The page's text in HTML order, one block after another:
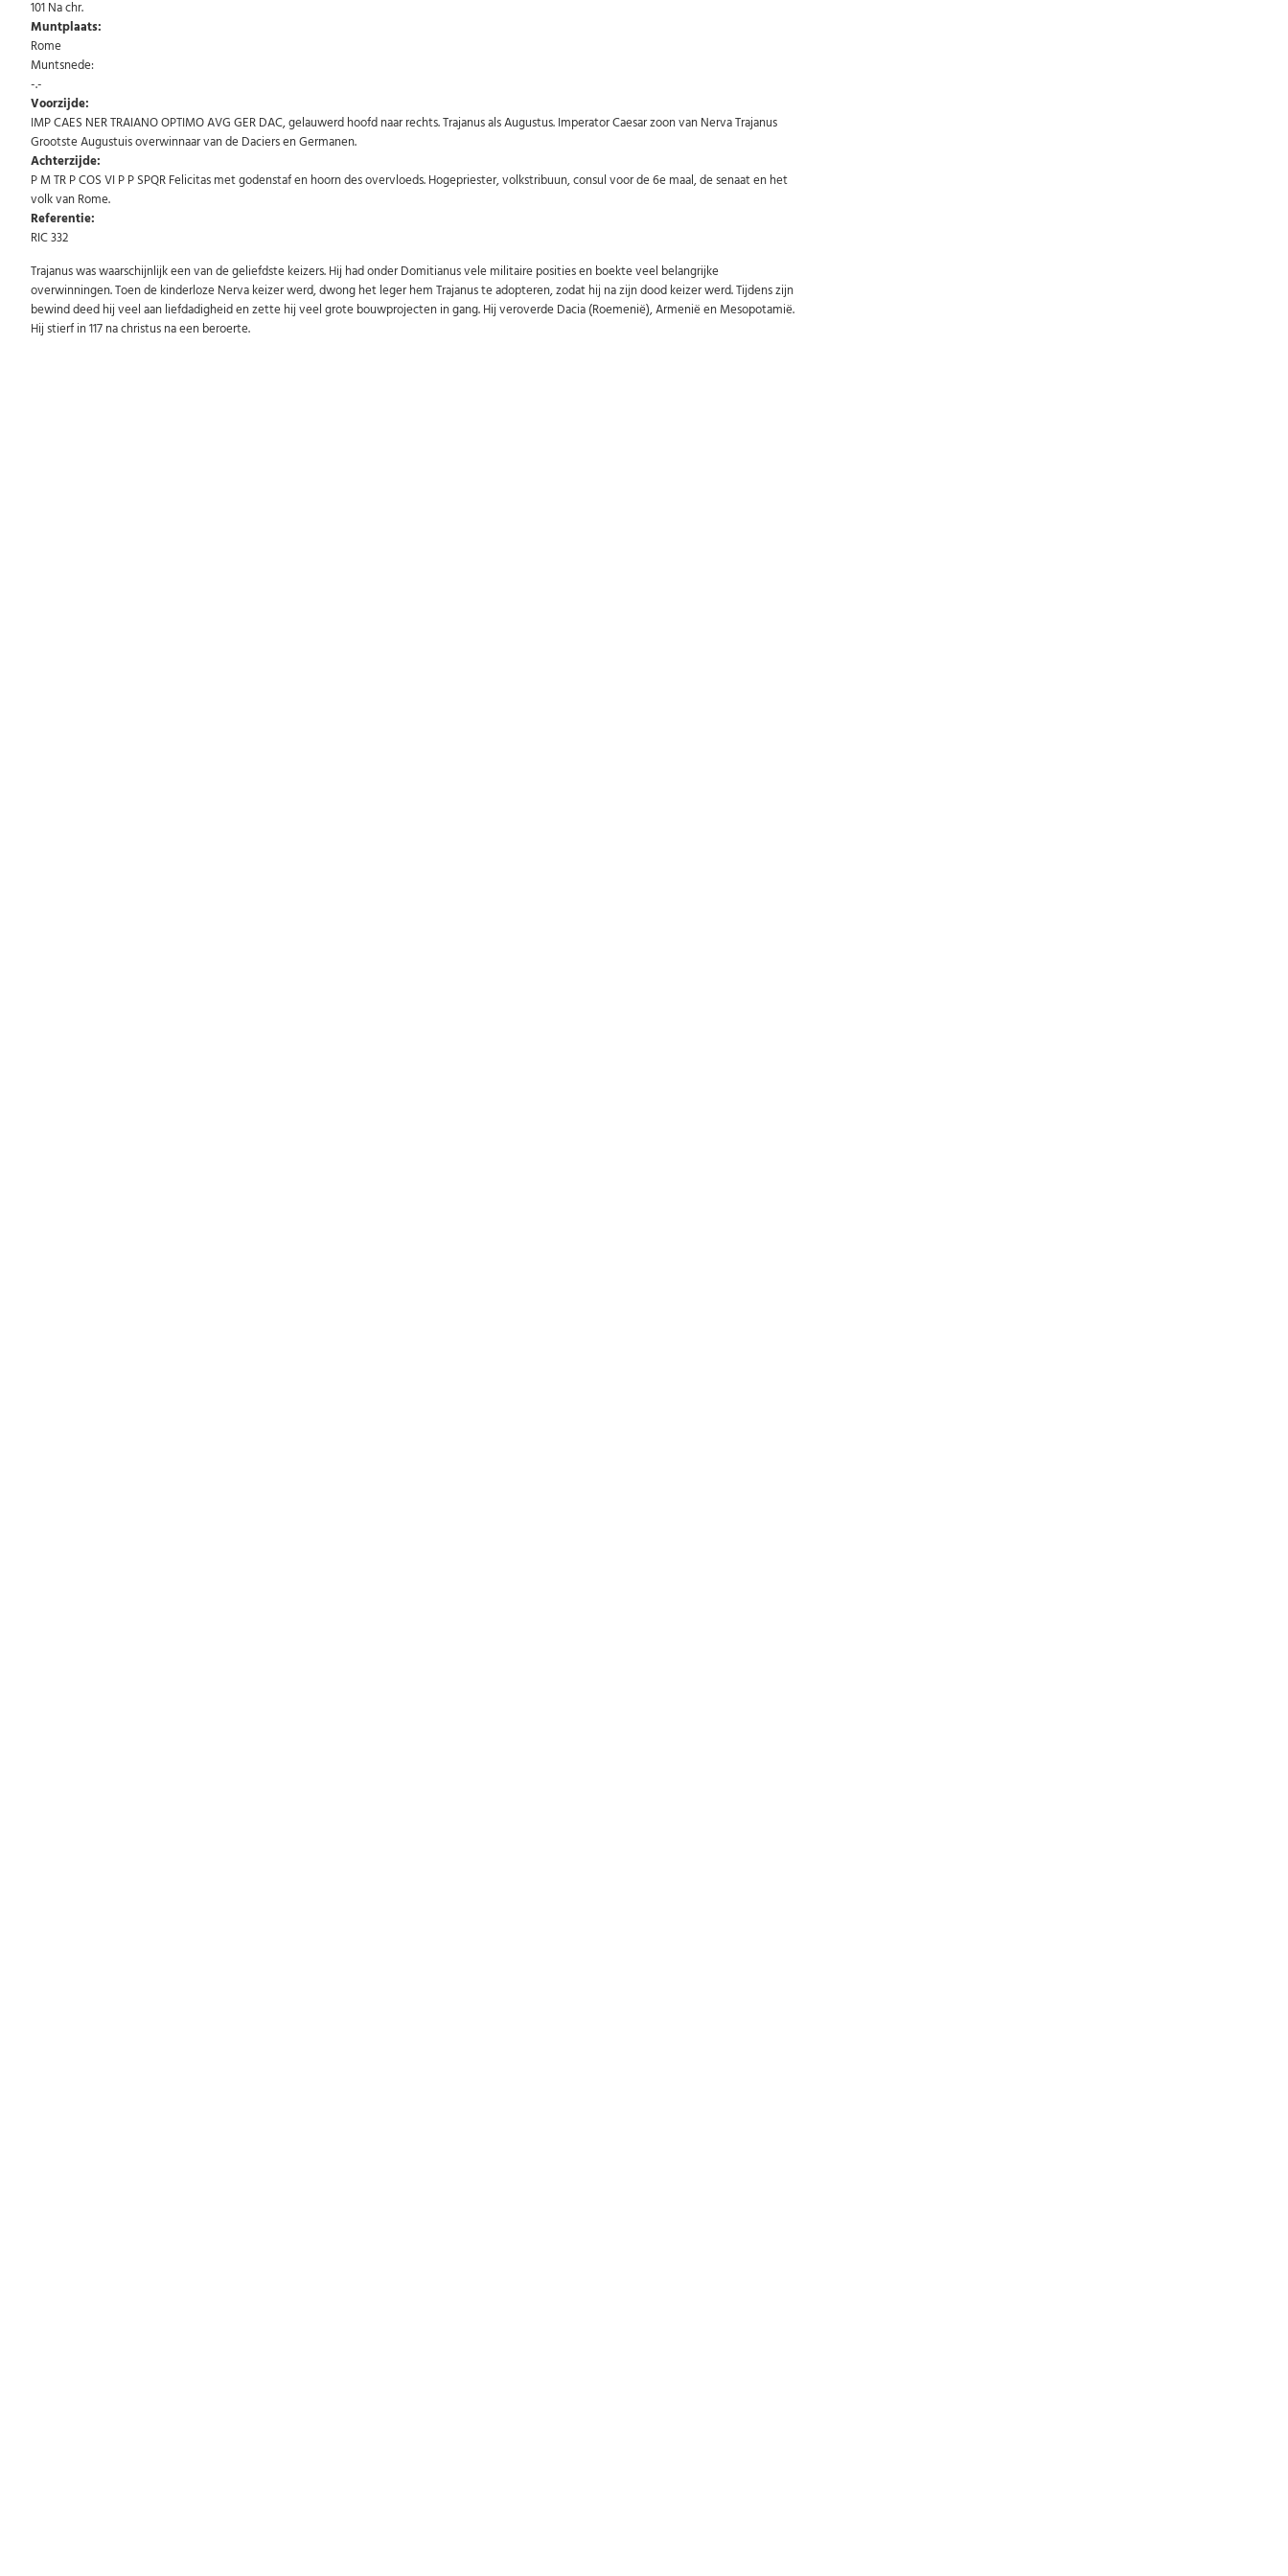
101 Na chr.
Muntplaats:
Rome
Muntsnede:
-.-
Voorzijde:
IMP CAES NER TRAIANO OPTIMO AVG GER DAC, gelauwerd hoofd naar rechts. Trajanus als Augustus. Imperator Caesar zoon van Nerva Trajanus
Grootste Augustuis overwinnaar van de Daciers en Germanen.
Achterzijde:
P M TR P COS VI P P SPQR Felicitas met godenstaf en hoorn des overvloeds. Hogepriester, volkstribuun, consul voor de 6e maal, de senaat en het
volk van Rome.
Referentie:
RIC 332
Trajanus was waarschijnlijk een van de geliefdste keizers. Hij had onder Domitianus vele militaire posities en boekte veel belangrijke
overwinningen. Toen de kinderloze Nerva keizer werd, dwong het leger hem Trajanus te adopteren, zodat hij na zijn dood keizer werd. Tijdens zijn
bewind deed hij veel aan liefdadigheid en zette hij veel grote bouwprojecten in gang. Hij veroverde Dacia (Roemenië), Armenië en Mesopotamië.
Hij stierf in 117 na christus na een beroerte.